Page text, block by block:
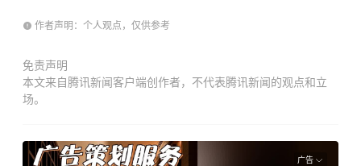
作者声明：个人观点，仅供参考
免责声明
本文来自腾讯新闻客户端创作者，不代表腾讯新闻的观点和立
场。
广告